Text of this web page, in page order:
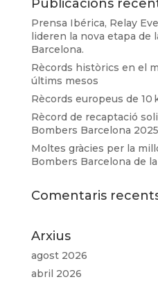
Publicacions
Prensa Ibérica, Relay
lideren la nova etapa de
Barcelona.
Rècords històrics en el
últims mesos
Rècords europeus de 10
Rècord de recaptació
Bombers Barcelona 2025
Moltes gràcies per la
Bombers Barcelona de
Comentaris
Arxius
agost 2026
abril 2026